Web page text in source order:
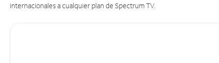
internacionales a cualquier plan de Spectrum TV.